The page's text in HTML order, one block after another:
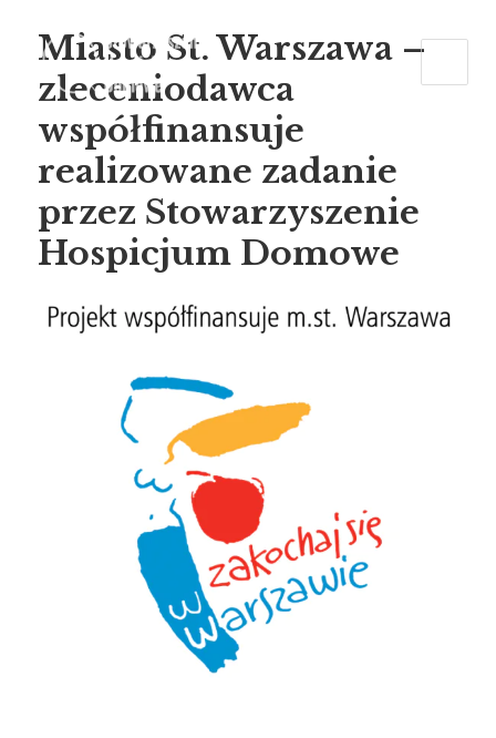
Miasto St. Warszawa –
zleceniodawca
współfinansuje
realizowane zadanie
przez Stowarzyszenie
Hospicjum Domowe